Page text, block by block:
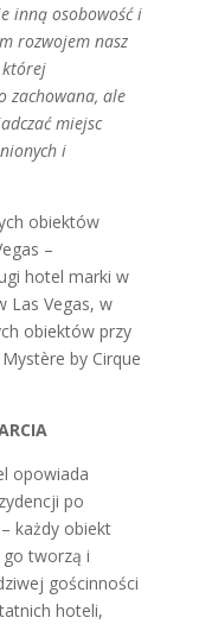
inną osobowość i
rozwojem nasz
której
zachowana, ale
miejsc
i
obiektów
–
hotel marki w
Las Vegas, w
obiektów przy
by Cirque
opowiada
po
każdy obiekt
tworzą i
gościnności
hoteli,